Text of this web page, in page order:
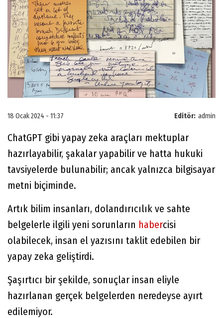
Editör: admin
18 Ocak 2024 - 11:37
ChatGPT gibi yapay zeka araçları mektuplar
hazırlayabilir, şakalar yapabilir ve hatta hukuki
tavsiyelerde bulunabilir; ancak yalnızca bilgisayar
metni biçiminde.
Artık bilim insanları, dolandırıcılık ve sahte
belgelerle ilgili yeni sorunların habercisi
olabilecek, insan el yazısını taklit edebilen bir
yapay zeka geliştirdi.
Şaşırtıcı bir şekilde, sonuçlar insan eliyle
hazırlanan gerçek belgelerden neredeyse ayırt
edilemiyor.